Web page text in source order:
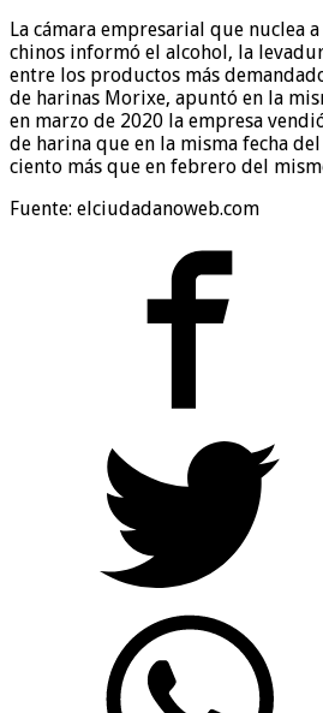
La cámara empresarial que nuclea
chinos informó el alcohol, la
entre los productos más
de harinas Morixe, apuntó en la
en marzo de 2020 la empresa
de harina que en la misma fecha
ciento más que en febrero del
Fuente: elciudadanoweb.com